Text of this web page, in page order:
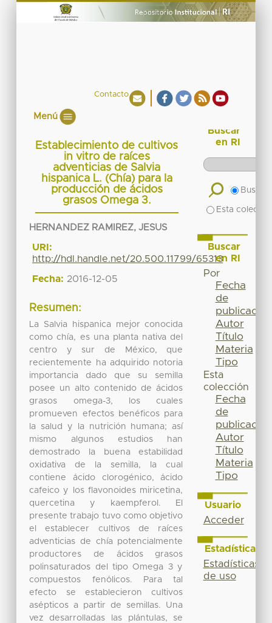
Contacto
Menú
Establecimiento de cultivos
in vitro de raíces
adventicias de Salvia
hispanica L. (Chía) para la
producción de ácidos
grasos Omega 3.
HERNANDEZ RAMIREZ, JESUS
URI:
http://hdl.handle.net/20.500.11799/65313
Fecha: 2016-12-05
Resumen:
La Salvia hispanica mejor conocida
como chía, es una planta nativa del
centro y sur de México, que
recientemente ha adquirido notoria
importancia dado que su semilla
posee un alto contenido de ácidos
grasos omega-3, los cuales
promueven efectos benéficos para
la salud y la nutrición humana; así
mismo algunos estudios han
demostrado la buena estabilidad
oxidativa de la semilla, la cual
contiene ácido clorogénico, ácido
cafeico y los flavonoides miricetina,
quercetina y kaempferol. El
presente trabajo tuvo como objetivo
el establecer cultivos de raíces
adventicias de chía potencialmente
productores de ácidos grasos
polinsaturados del tipo Omega 3 y
compuestos fenólicos. Para tal
efecto se establecieron cultivos
asépticos a partir de semillas. Una
vez desarrolladas las plántulas, se
Buscar
en RI
Buscar
Esta
Buscar
en RI
Por
Fecha
de
publicación
Autor
Título
Materia
Tipo
Esta
colección
Fecha
de
publicación
Autor
Título
Materia
Tipo
Usuario
Acceder
Estadísticas
Estadísticas
de uso